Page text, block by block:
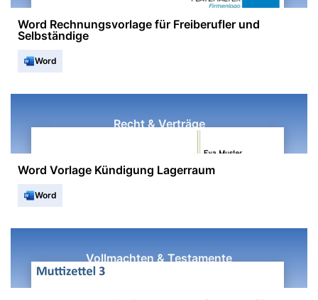
Word Rechnungsvorlage für Freiberufler und
Selbständige
Word
Recht & Verträge
Word Vorlage Kündigung Lagerraum
Word
Vollmachten & Testamente